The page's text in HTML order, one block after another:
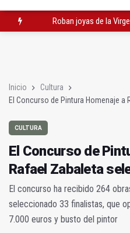
Roban joyas de la
Inicio
Cultura
El Concurso de Pintura Homenaje
CULTURA
El Concurso de
Rafael Zabaleta
El concurso ha recibido 264
seleccionado 33 finalistas, que
7.000 euros y busto del pintor